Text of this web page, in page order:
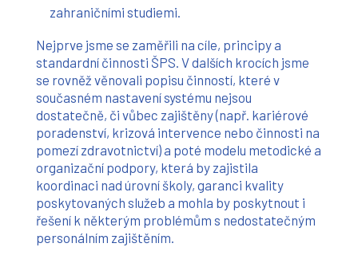
zahraničními studiemi.
Nejprve jsme se zaměřili na cíle, principy a
standardní činnosti ŠPS. V dalších krocích jsme
se rovněž věnovali popisu činností, které v
současném nastavení systému nejsou
dostatečně, či vůbec zajištěny (např. kariérové
poradenství, krizová intervence nebo činnosti na
pomezí zdravotnictví) a poté modelu metodické a
organizační podpory, která by zajistila
koordinaci nad úrovní školy, garanci kvality
poskytovaných služeb a mohla by poskytnout i
řešení k některým problémům s nedostatečným
personálním zajištěním.